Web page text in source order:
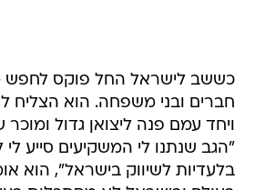
כששב לישראל החל פוקס לחפש
חברים ובני משפחה. הוא הצליח
ויחד עמם פנה ליצואן גדול
"הגב שנתנו לי המשקיעים סייע
בלעדיות לשיווק בישראל", הוא